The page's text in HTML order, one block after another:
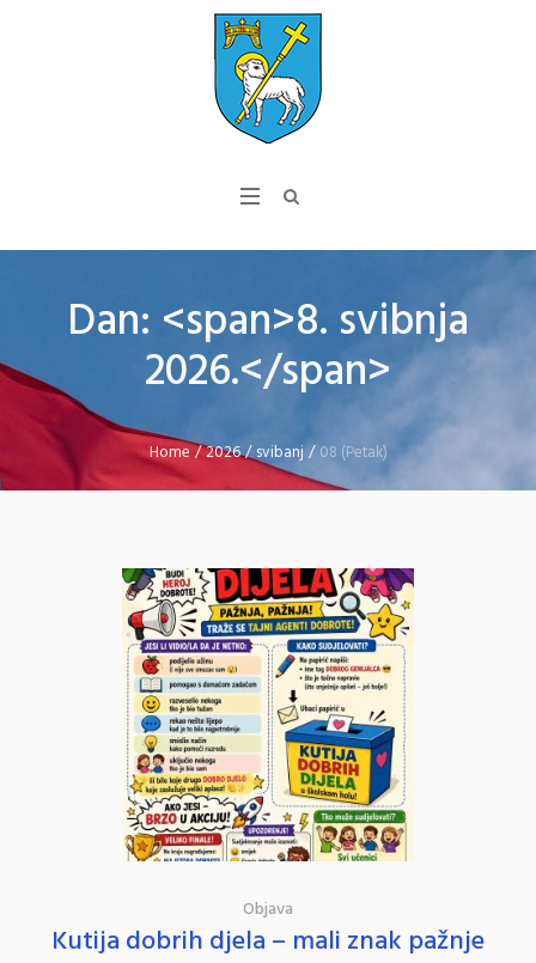
Dan: <span>8. svibnja
2026.</span>
Home/2026/svibanj/08 (Petak)
Objava
Kutija dobrih djela – mali znak pažnje